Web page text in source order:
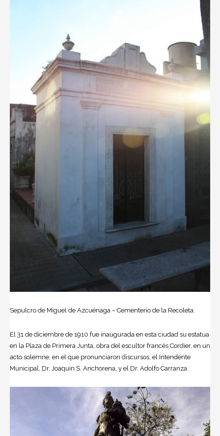
Sepulcro de Miguel de Azcuénaga – Cementerio de la Recoleta.
El 31 de diciembre de 1910 fue inaugurada en esta ciudad su estatua
en la Plaza de Primera Junta, obra del escultor francés Cordier, en un
acto solemne, en el que pronunciaron discursos, el Intendente
Municipal, Dr. Joaquín S. Anchorena, y el Dr. Adolfo Carranza.